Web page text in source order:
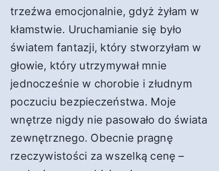
trzeźwa emocjonalnie, gdyż żyłam w
kłamstwie. Uruchamianie się było
światem fantazji, który stworzyłam w
głowie, który utrzymywał mnie
jednocześnie w chorobie i złudnym
poczuciu bezpieczeństwa. Moje
wnętrze nigdy nie pasowało do świata
zewnętrznego. Obecnie pragnę
rzeczywistości za wszelką cenę –